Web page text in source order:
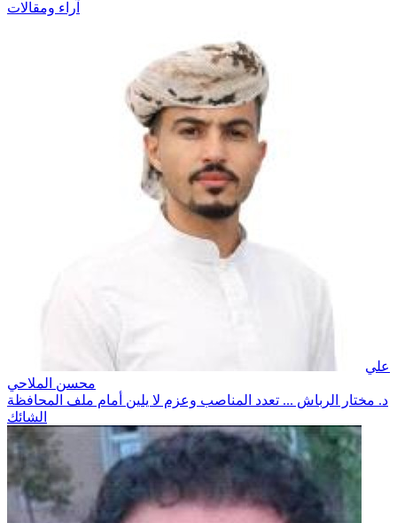
آراء ومقالات
علي
محسن الملاحي
د. مختار الرباش ... تعدد المناصب وعزم لا يلين أمام ملف المحافظة
الشائك